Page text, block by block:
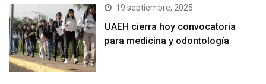
19 septiembre, 2025
UAEH cierra hoy convocatoria
para medicina y odontología